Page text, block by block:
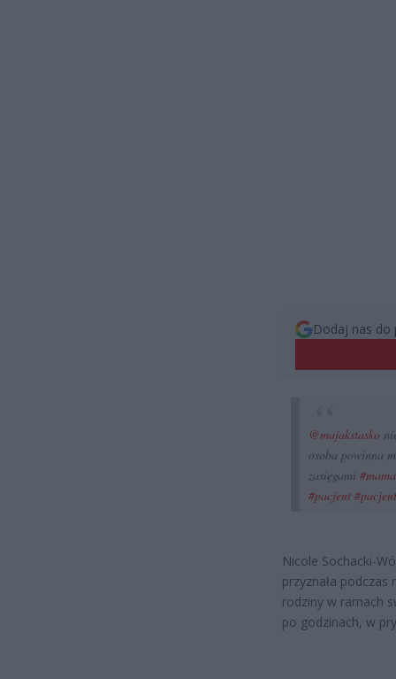
Dodaj nas do
@majakstasko
osoba powinna
zasięgami
#pacjent
Nicole Sochacki-
przyznała
rodziny w ramach
po godzinach, w